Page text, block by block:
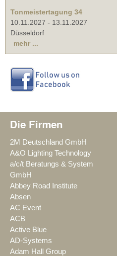
Tonmeistertagung 34
10.11.2027 - 13.11.2027
Düsseldorf
mehr ...
Die Firmen
2M Deutschland GmbH
A&O Lighting Technology
a/c/t Beratungs & System
GmbH
Abbey Road Institute
Absen
AC Event
ACB
Active Blue
AD-Systems
Adam Hall Group